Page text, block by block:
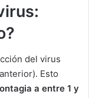
del virus
Esto
a entre 1 y